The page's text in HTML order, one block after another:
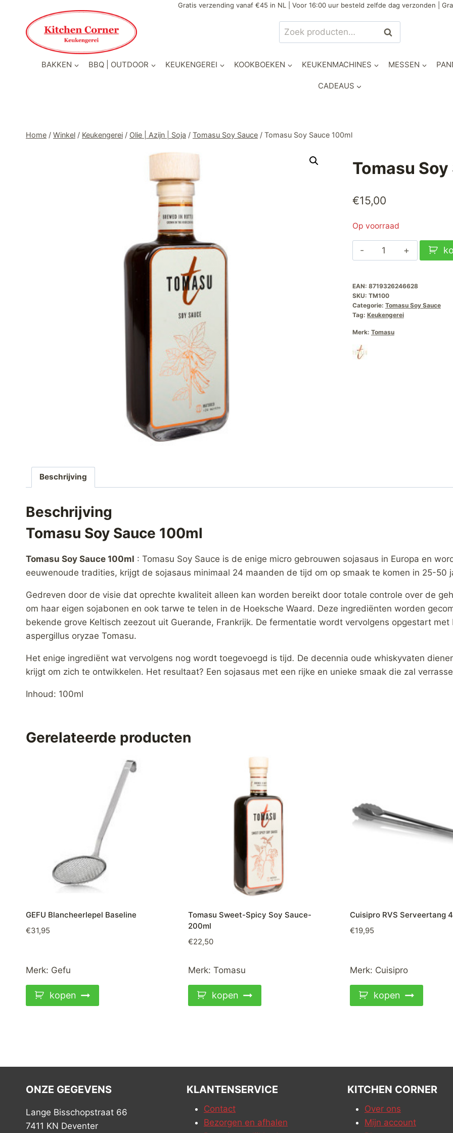
inhoud
Gratis verzending vanaf €45 in NL | Voor 16:00 uur besteld zelfde dag verzonden |
Zoeken
naar:
Zoeken
BAKKEN BBQ | OUTDOOR KEUKENGEREI KOOKBOEKEN KEUKENMACHINES MESSEN
CADEAUS
Home / Winkel / Keukengerei / Olie | Azijn | Soja / Tomasu Soy Sauce / Tomasu Soy Sauce 100ml
Tomasu
€15,00
Op voorraad
Tomasu
Soy
100ml
aantal
EAN: 8719326246628
SKU: TM100
Categorie: Tomasu Soy Sauce
Tag: Keukengerei
Merk: Tomasu
Beschrijving
Beschrijving
Tomasu Soy Sauce 100ml
Tomasu Soy Sauce 100ml : Tomasu Soy Sauce is de enige micro gebrouwen sojasaus in Europa en
eeuwenoude tradities, krijgt de sojasaus minimaal 24 maanden de tijd om op smaak te komen in 25-50
Gedreven door de visie dat oprechte kwaliteit alleen kan worden bereikt door totale controle over de
om haar eigen sojabonen en ook tarwe te telen in de Hoeksche Waard. Deze ingrediënten worden
bekende grove Keltisch zeezout uit Guerande, Frankrijk. De fermentatie wordt vervolgens opgestart met
aspergillus oryzae Tomasu.
Het enige ingrediënt wat vervolgens nog wordt toegevoegd is tijd. De decennia oude whiskyvaten
krijgt om zich te ontwikkelen. Het resultaat? Een sojasaus met een rijke en unieke smaak die zal
Inhoud: 100ml
Gerelateerde producten
GEFU Blancheerlepel Baseline
€31,95
Merk: Gefu
kopen
Tomasu Sweet-Spicy Soy Sauce-
200ml
€22,50
Merk: Tomasu
kopen
Cuisipro RVS Serveertang
€19,95
Merk: Cuisipro
kopen
ONZE GEGEVENS
Lange Bisschopstraat 66
7411 KN Deventer
KLANTENSERVICE
Contact
Bezorgen en afhalen
KITCHEN CORNER
Over ons
Mijn account